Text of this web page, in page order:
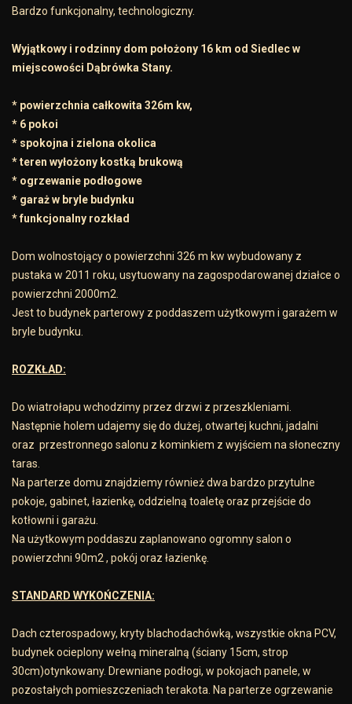
Bardzo funkcjonalny, technologiczny.
Wyjątkowy i rodzinny dom położony 16 km od Siedlec w
miejscowości Dąbrówka Stany.
* powierzchnia całkowita 326m kw,
* 6 pokoi
* spokojna i zielona okolica
* teren wyłożony kostką brukową
* ogrzewanie podłogowe
* garaż w bryle budynku
* funkcjonalny rozkład
Dom wolnostojący o powierzchni 326 m kw wybudowany z
pustaka w 2011 roku, usytuowany na zagospodarowanej działce o
powierzchni 2000m2.
Jest to budynek parterowy z poddaszem użytkowym i garażem w
bryle budynku.
ROZKŁAD:
Do wiatrołapu wchodzimy przez drzwi z przeszkleniami.
Następnie holem udajemy się do dużej, otwartej kuchni, jadalni
oraz przestronnego salonu z kominkiem z wyjściem na słoneczny
taras.
Na parterze domu znajdziemy również dwa bardzo przytulne
pokoje, gabinet, łazienkę, oddzielną toaletę oraz przejście do
kotłowni i garażu.
Na użytkowym poddaszu zaplanowano ogromny salon o
powierzchni 90m2 , pokój oraz łazienkę.
STANDARD WYKOŃCZENIA:
Dach czterospadowy, kryty blachodachówką, wszystkie okna PCV,
budynek ocieplony wełną mineralną (ściany 15cm, strop
30cm)otynkowany. Drewniane podłogi, w pokojach panele, w
pozostałych pomieszczeniach terakota. Na parterze ogrzewanie